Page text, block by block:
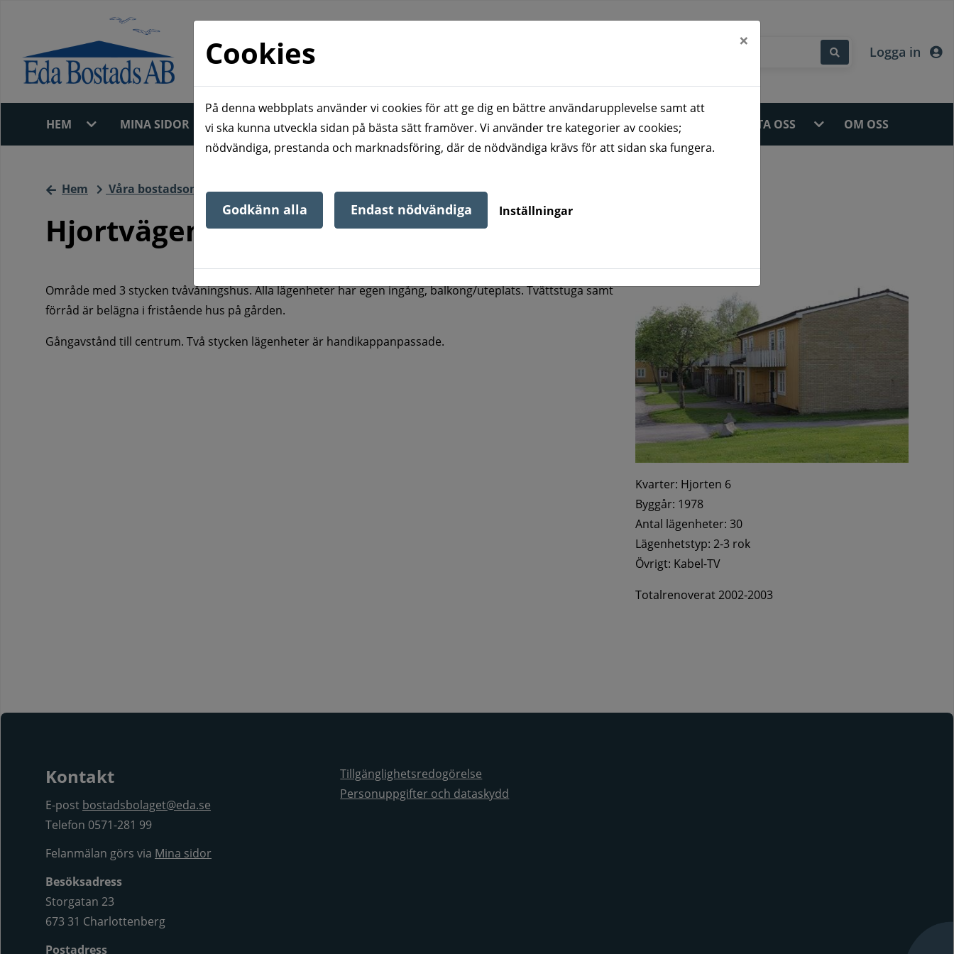
Logga in
HEM MINA SIDOR LEDIGT JUST NU ATT BO HOS OSS VÅRA BOSTADSOMRÅDEN KONTAKTA OSS OM OSS
Hem Våra bostadsområden Charlottenberg Hjortvägen 1-3
Hjortvägen 1-3
Område med 3 stycken tvåvåningshus. Alla lägenheter har egen ingång, balkong/uteplats. Tvättstuga samt
förråd är belägna i fristående hus på gården.
Gångavstånd till centrum. Två stycken lägenheter är handikappanpassade.
Kvarter: Hjorten 6
Byggår: 1978
Antal lägenheter: 30
Lägenhetstyp: 2-3 rok
Övrigt: Kabel-TV
Totalrenoverat 2002-2003
Kontakt
E-post bostadsbolaget@eda.se
Telefon 0571-281 99
Felanmälan görs via Mina sidor
Besöksadress
Storgatan 23
673 31 Charlottenberg
Postadress
Tillgänglighetsredogörelse
Personuppgifter och dataskydd
Cookies ×
På denna webbplats använder vi cookies för att ge dig en bättre användarupplevelse samt att
vi ska kunna utveckla sidan på bästa sätt framöver. Vi använder tre kategorier av cookies;
nödvändiga, prestanda och marknadsföring, där de nödvändiga krävs för att sidan ska fungera.
Godkänn alla Endast nödvändiga Inställningar